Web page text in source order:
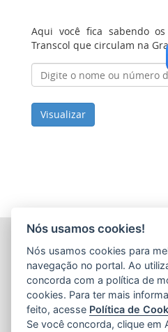
Aqui você fica sabendo
Transcol que circulam na
Visualizar
COMPANHIA ESTADUAL DE
PASSAGEIROS DO
Av. Jerônimo Monteiro, 96 - Ed.
e 7º
CEP: 29010-002
Tel.: 27
Nós usamos cookies!
Nós usamos cookies para
navegação no portal. Ao
concorda com a política de
cookies. Para ter mais
feito, acesse Política de
Se você concorda, clique em